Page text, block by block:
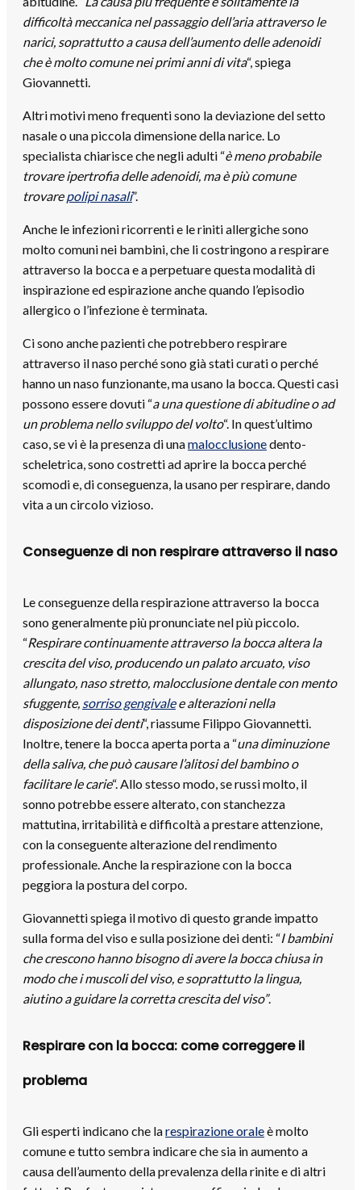
difficoltà meccanica nel passaggio dell’aria attraverso le
narici, soprattutto a causa dell’aumento delle adenoidi
che è molto comune nei primi anni di vita“, spiega
Giovannetti.
Altri motivi meno frequenti sono la deviazione del setto
nasale o una piccola dimensione della narice. Lo
specialista chiarisce che negli adulti “è meno probabile
trovare ipertrofia delle adenoidi, ma è più comune
trovarepolipi nasali”.
Anche le infezioni ricorrenti e le riniti allergiche sono
molto comuni nei bambini, che li costringono a respirare
attraverso la bocca e a perpetuare questa modalità di
inspirazione ed espirazione anche quando l’episodio
allergico o l’infezione è terminata.
Ci sono anche pazienti che potrebbero respirare
attraverso il naso perché sono già stati curati o perché
hanno un naso funzionante, ma usano la bocca. Questi casi
possono essere dovuti “a una questione di abitudine o ad
un problema nello sviluppo del volto“. In quest’ultimo
caso, se vi è la presenza di unamalocclusionedento-
scheletrica, sono costretti ad aprire la bocca perché
scomodi e, di conseguenza, la usano per respirare, dando
vita a un circolo vizioso.
Conseguenze di non respirare attraverso il naso
Le conseguenze della respirazione attraverso la bocca
sono generalmente più pronunciate nel più piccolo.
“Respirare continuamente attraverso la bocca altera la
crescita del viso, producendo un palato arcuato, viso
allungato, naso stretto, malocclusione dentale con mento
sfuggente, sorriso gengivalee alterazioni nella
disposizione dei denti“, riassume Filippo Giovannetti.
Inoltre, tenere la bocca aperta porta a “una diminuzione
della saliva, che può causare l’alitosi del bambino o
facilitare le carie“. Allo stesso modo, se russi molto, il
sonno potrebbe essere alterato, con stanchezza
mattutina, irritabilità e difficoltà a prestare attenzione,
con la conseguente alterazione del rendimento
professionale. Anche la respirazione con la bocca
peggiora la postura del corpo.
Giovannetti spiega il motivo di questo grande impatto
sulla forma del viso e sulla posizione dei denti: “I bambini
che crescono hanno bisogno di avere la bocca chiusa in
modo che i muscoli del viso, e soprattutto la lingua,
aiutino a guidare la corretta crescita del viso”.
Respirare con la bocca: come correggere il
problema
Gli esperti indicano che larespirazione oraleè molto
comune e tutto sembra indicare che sia in aumento a
causa dell’aumento della prevalenza della rinite e di altri